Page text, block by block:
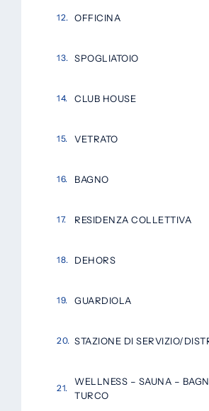
OFFICINA
SPOGLIATOIO
CLUB HOUSE
VETRATO
BAGNO
RESIDENZA COLLETTIVA
DEHORS
GUARDIOLA
STAZIONE DI SERVIZIO/
WELLNESS – SAUNA –
TURCO